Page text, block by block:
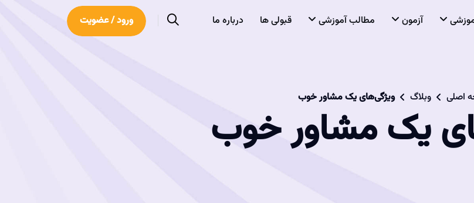
آزمون مطالب آموزشی قبولی ها درباره ما ورود / عضویت
اصلی وبلاگ ویژگی‌های یک مشاور خوب
یک مشاور خوب